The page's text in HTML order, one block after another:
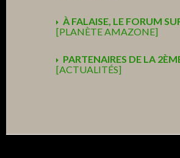
À FALAISE, LE FORUM
[PLANÈTE AMAZONE]
PARTENAIRES DE LA
[ACTUALITÉS]